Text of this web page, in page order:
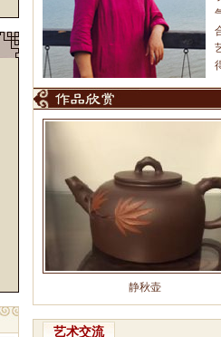
静秋壶
艺术交流